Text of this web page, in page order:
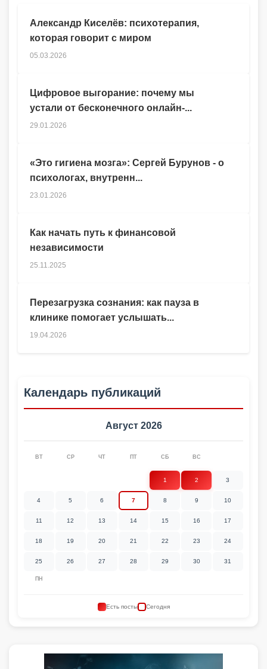
Перезагрузка сознания: как пауза в
клинике помогает услышать...
19.04.2026
Александр Киселёв: психотерапия,
которая говорит с миром
05.03.2026
Цифровое выгорание: почему мы
устали от бесконечного онлайн-...
29.01.2026
«Это гигиена мозга»: Сергей Бурунов - о
психологах, внутренн...
23.01.2026
Как начать путь к финансовой
независимости
25.11.2025
Календарь публикаций
Август 2026
ПН
ВТ СР ЧТ ПТ СБ ВС
1 2 3
4 5 6 7 8 9 10
11 12 13 14 15 16 17
18 19 20 21 22 23 24
25 26 27 28 29 30 31
Есть посты Сегодня